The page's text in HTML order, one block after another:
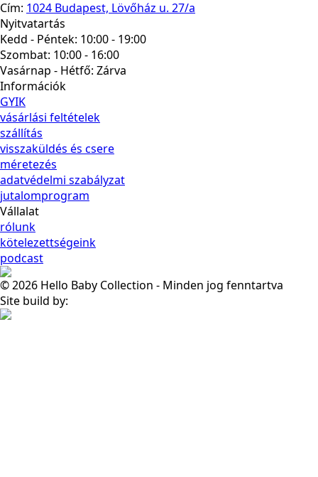
Cím: 1024 Budapest, Lövőház u. 27/a
Nyitvatartás
Kedd - Péntek: 10:00 - 19:00
Szombat: 10:00 - 16:00
Vasárnap - Hétfő: Zárva
Információk
GYIK
vásárlási feltételek
szállítás
visszaküldés és csere
méretezés
adatvédelmi szabályzat
jutalomprogram
Vállalat
rólunk
kötelezettségeink
podcast
© 2026 Hello Baby Collection - Minden jog fenntartva
Site build by: